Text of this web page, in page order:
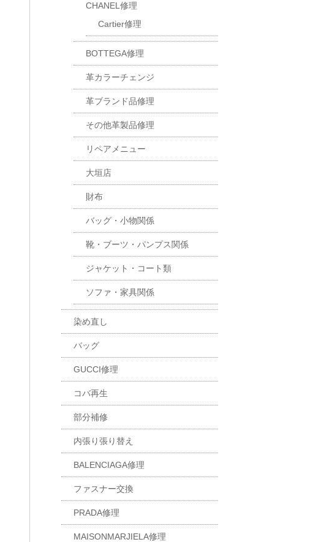
CHANEL修理
Cartier修理
BOTTEGA修理
革カラーチェンジ
革ブランド品修理
その他革製品修理
リペアメニュー
大垣店
財布
バッグ・小物関係
靴・ブーツ・パンプス関係
ジャケット・コート類
ソファ・家具関係
染め直し
バッグ
GUCCI修理
コバ再生
部分補修
内張り張り替え
BALENCIAGA修理
ファスナー交換
PRADA修理
MAISONMARJIELA修理